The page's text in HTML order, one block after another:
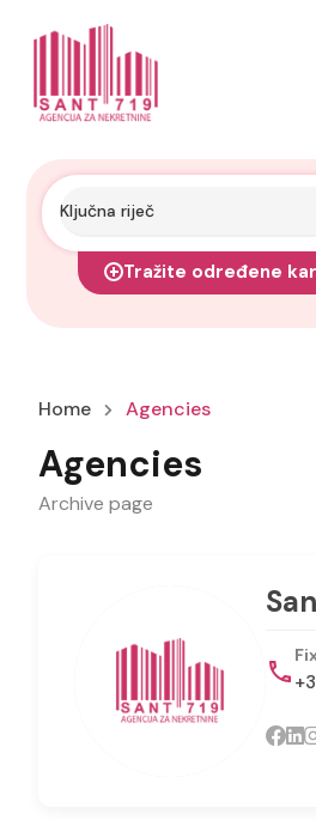
Tražite određene
Home Agencies
Agencies
Archive page